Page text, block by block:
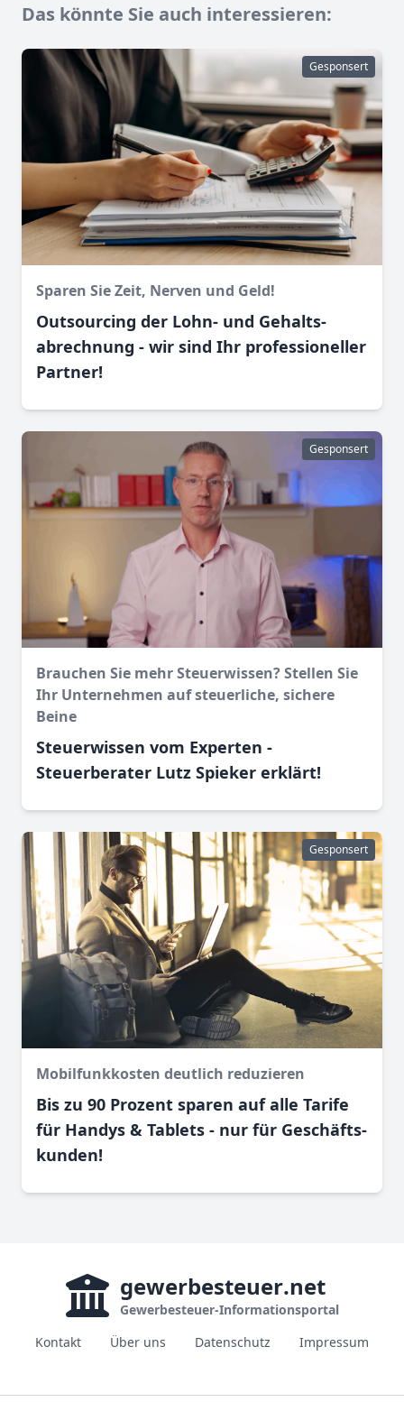
Das könnte Sie auch interessieren:
Gesponsert
Sparen Sie Zeit, Nerven und Geld!
Outsourcing der Lohn- und Gehalts­
abrechnung - wir sind Ihr professioneller
Partner!
Gesponsert
Brauchen Sie mehr Steuerwissen? Stellen Sie
Ihr Unternehmen auf steuerliche, sichere
Beine
Steuerwissen vom Experten -
Steuerberater Lutz Spieker erklärt!
Gesponsert
Mobilfunkkosten deutlich reduzieren
Bis zu 90 Prozent sparen auf alle Tarife
für Handys & Tablets - nur für Geschäfts­
kunden!
gewerbesteuer.net
Gewerbesteuer-Informationsportal
Kontakt
Über uns Datenschutz Impressum